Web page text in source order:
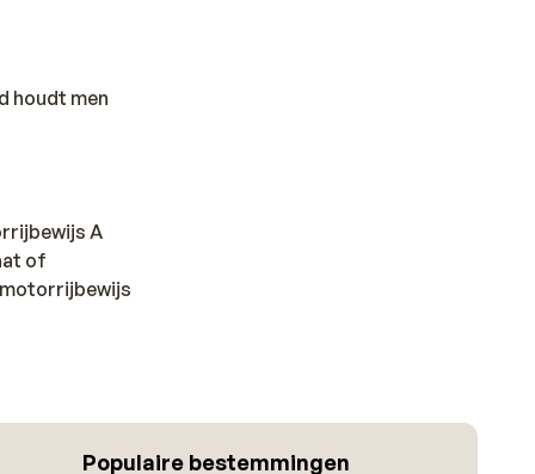
houdt men
A
of
Populaire bestemmingen